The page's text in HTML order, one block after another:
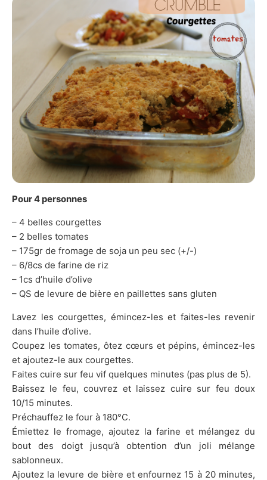
Pour 4 personnes
– 4 belles courgettes
– 2 belles tomates
– 175gr de fromage de soja un peu sec (+/-)
– 6/8cs de farine de riz
– 1cs d’huile d’olive
– QS de levure de bière en paillettes sans gluten
Lavez les courgettes, émincez-les et faites-les revenir
dans l’huile d’olive.
Coupez les tomates, ôtez cœurs et pépins, émincez-les
et ajoutez-le aux courgettes.
Faites cuire sur feu vif quelques minutes (pas plus de 5).
Baissez le feu, couvrez et laissez cuire sur feu doux
10/15 minutes.
Préchauffez le four à 180°C.
Émiettez le fromage, ajoutez la farine et mélangez du
bout des doigt jusqu’à obtention d’un joli mélange
sablonneux.
Ajoutez la levure de bière et enfournez 15 à 20 minutes,